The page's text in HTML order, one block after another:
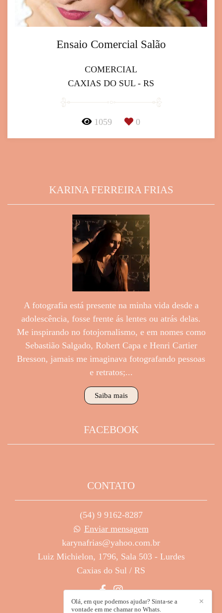
Ensaio Comercial Salão
COMERCIAL
CAXIAS DO SUL - RS
1059 0
KARINA FERREIRA FRIAS
A fotografia está presente na minha vida desde a
adolescência, fosse frente ás lentes ou atrás delas.
Me inspirando no fotojornalismo, e em nomes como
Sebastião Salgado, Robert Capa e Henri Cartier
Bresson, jamais me imaginava fotografando pessoas
e retratos;...
Saiba mais
FACEBOOK
CONTATO
(54) 9 9162-8287
Enviar mensagem
karynafrias@yahoo.com.br
Luiz Michielon, 1796, Sala 503 - Lurdes
Caxias do Sul / RS
✕
Olá, em que podemos ajudar? Sinta-se a
vontade em me chamar no Whats.